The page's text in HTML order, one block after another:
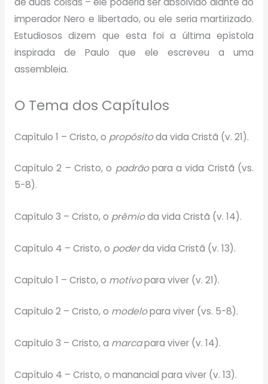
imperador Nero e libertado, ou ele seria martirizado.
Estudiosos dizem que esta foi a última epístola
inspirada de Paulo que ele escreveu a uma
assembleia.
O Tema dos Capítulos
Capítulo 1 – Cristo, o propósitoda vida Cristã (v. 21).
Capítulo 2 – Cristo, o padrãopara a vida Cristã (vs.
5-8).
Capítulo 3 – Cristo, o prêmioda vida Cristã (v. 14).
Capítulo 4 – Cristo, o poderda vida Cristã (v. 13).
Capítulo 1 – Cristo, o motivopara viver (v. 21).
Capítulo 2 – Cristo, o modelopara viver (vs. 5-8).
Capítulo 3 – Cristo, a marcapara viver (v. 14).
Capítulo 4 – Cristo,o manancial para viver (v. 13).